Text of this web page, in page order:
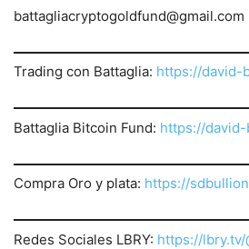
battagliacryptogoldfund@gmail.com
Trading con Battaglia: https://david-
Battaglia Bitcoin Fund: https://david-
Compra Oro y plata: https://
Redes Sociales LBRY: https://lbry.tv/